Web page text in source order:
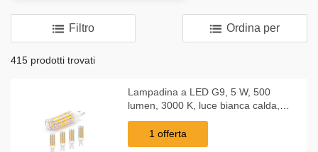
Filtro Ordina per
415 prodotti trovati
Lampadina a LED G9, 5 W, 500
lumen, 3000 K, luce bianca calda,
senza sfarfallio, non dimmerabile,
angolo di 360 gradi, sostituisce
lampadine alogene
1 offerta